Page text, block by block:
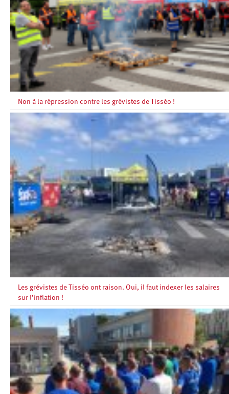
Non à la répression contre les grévistes de Tisséo !
Les grévistes de Tisséo ont raison. Oui, il faut indexer les salaires
sur l’inflation !